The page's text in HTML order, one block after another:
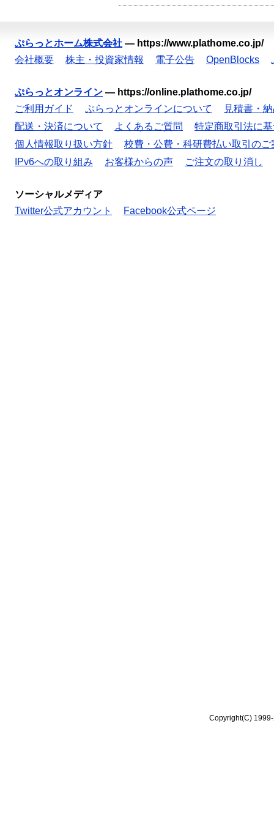
ぷらっとホーム株式会社 — https://www.plathome.co.jp/
会社概要
株主・投資家情報 電子公告 OpenBlocks
ぷらっとオンライン — https://online.plathome.co.jp/
ご利用ガイド
ぷらっとオンラインについて
見積書・
配送・決済について
よくあるご質問
特定商取引法に
個人情報取り扱い方針
校費・公費・科研費払い取引のご
IPv6への取り組み
お客様からの声 ご注文の取り消し
ソーシャルメディア
Twitter公式アカウント
Facebook公式ページ
Copyright(C)